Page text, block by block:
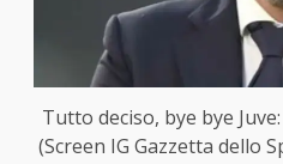
Tutto deciso, bye bye
(Screen IG Gazzetta dello